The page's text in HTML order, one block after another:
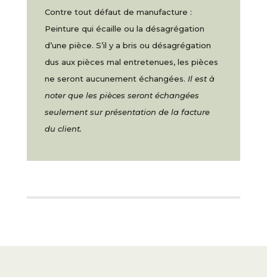
Contre tout défaut de manufacture :
Peinture qui écaille ou la désagrégation
d’une pièce. S’il y a bris ou désagrégation
dus aux pièces mal entretenues, les pièces
ne seront aucunement échangées. Il est à
noter que les pièces seront échangées
seulement sur présentation de la facture
du client.